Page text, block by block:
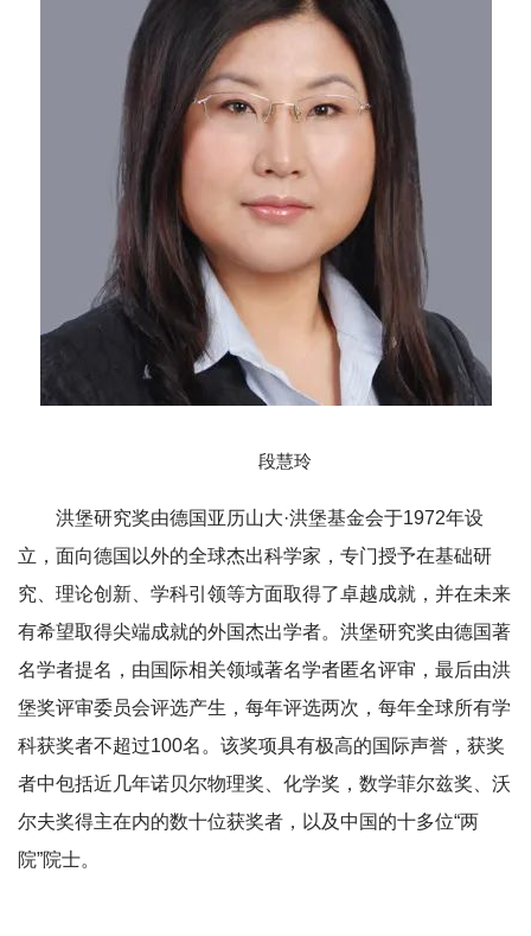
段慧玲
洪堡研究奖由德国亚历山大·洪堡基金会于1972年设
立，面向德国以外的全球杰出科学家，专门授予在基础研
究、理论创新、学科引领等方面取得了卓越成就，并在未来
有希望取得尖端成就的外国杰出学者。洪堡研究奖由德国著
名学者提名，由国际相关领域著名学者匿名评审，最后由洪
堡奖评审委员会评选产生，每年评选两次，每年全球所有学
科获奖者不超过100名。该奖项具有极高的国际声誉，获奖
者中包括近几年诺贝尔物理奖、化学奖，数学菲尔兹奖、沃
尔夫奖得主在内的数十位获奖者，以及中国的十多位“两
院”院士。